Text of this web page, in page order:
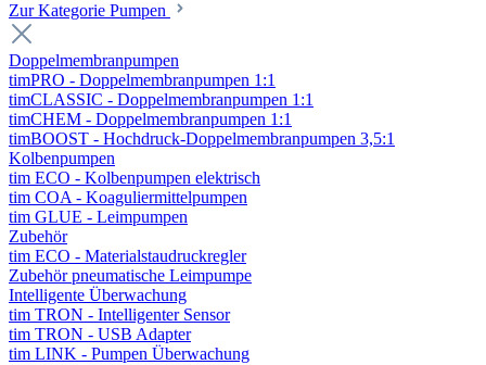
Zur Kategorie Pumpen
Doppelmembranpumpen
timPRO - Doppelmembranpumpen 1:1
timCLASSIC - Doppelmembranpumpen 1:1
timCHEM - Doppelmembranpumpen 1:1
timBOOST - Hochdruck-Doppelmembranpumpen 3,5:1
Kolbenpumpen
tim ECO - Kolbenpumpen elektrisch
tim COA - Koaguliermittelpumpen
tim GLUE - Leimpumpen
Zubehör
tim ECO - Materialstaudruckregler
Zubehör pneumatische Leimpumpe
Intelligente Überwachung
tim TRON - Intelligenter Sensor
tim TRON - USB Adapter
tim LINK - Pumpen Überwachung